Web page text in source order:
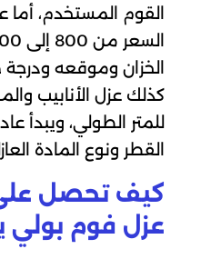
القوم المستخدم، أما
الخزان وموقعه
كذلك عزل الأنابيب
القطر ونوع المادة
كيف تحصل
عزل فوم بولي